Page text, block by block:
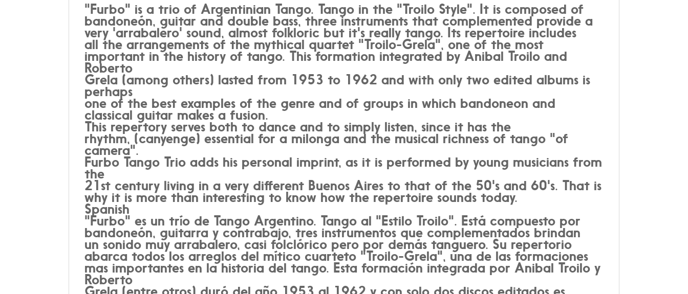
"Furbo" is a trio of Argentinian Tango. Tango in the "Troilo Style". It is composed of
bandoneón, guitar and double bass, three instruments that complemented provide a
very 'arrabalero' sound, almost folkloric but it's really tango. Its repertoire includes
all the arrangements of the mythical quartet "Troilo-Grela", one of the most
important in the history of tango. This formation integrated by Anibal Troilo and
Roberto
Grela (among others) lasted from 1953 to 1962 and with only two edited albums is
perhaps
one of the best examples of the genre and of groups in which bandoneon and
classical guitar makes a fusion.
This repertory serves both to dance and to simply listen, since it has the
rhythm, (canyenge) essential for a milonga and the musical richness of tango "of
camera".
Furbo Tango Trio adds his personal imprint, as it is performed by young musicians from
the
21st century living in a very different Buenos Aires to that of the 50's and 60's. That is
why it is more than interesting to know how the repertoire sounds today.
Spanish
"Furbo" es un trío de Tango Argentino. Tango al "Estilo Troilo". Está compuesto por
bandoneón, guitarra y contrabajo, tres instrumentos que complementados brindan
un sonido muy arrabalero, casi folclórico pero por demás tanguero. Su repertorio
abarca todos los arreglos del mítico cuarteto "Troilo-Grela", una de las formaciones
mas importantes en la historia del tango. Esta formación integrada por Anibal Troilo y
Roberto